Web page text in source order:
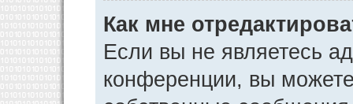
Как мне
Если вы не являетесь
конференции, вы можете